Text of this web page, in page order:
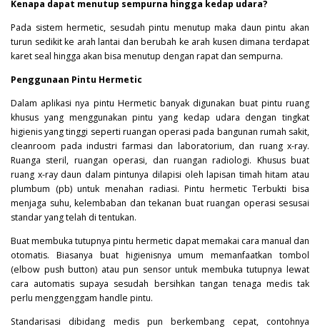
Kenapa dapat menutup sempurna hingga kedap udara?
Pada sistem hermetic, sesudah pintu menutup maka daun pintu akan
turun sedikit ke arah lantai dan berubah ke arah kusen dimana terdapat
karet seal hingga akan bisa menutup dengan rapat dan sempurna.
Penggunaan Pintu Hermetic
Dalam aplikasi nya pintu Hermeticbanyak digunakan buat pintu ruang
khusus yang menggunakan pintu yang kedap udara dengan tingkat
higienis yang tinggi seperti ruangan operasi pada bangunan rumah sakit,
cleanroom pada industri farmasi dan laboratorium, dan ruang x-ray.
Ruanga steril, ruangan operasi, dan ruangan radiologi. Khusus buat
ruang x-ray daun dalam pintunya dilapisi oleh lapisan timah hitam atau
plumbum (pb) untuk menahan radiasi. Pintu hermetic Terbukti bisa
menjaga suhu, kelembaban dan tekanan buat ruangan operasi sesusai
standar yang telah di tentukan.
Buat membuka tutupnya pintu hermetic dapat memakai cara manual dan
otomatis. Biasanya buat higienisnya umum memanfaatkan tombol
(elbow push button) atau pun sensor untuk membuka tutupnya lewat
cara automatis supaya sesudah bersihkan tangan tenaga medis tak
perlu menggenggam handle pintu.
Standarisasi dibidang medis pun berkembang cepat, contohnya